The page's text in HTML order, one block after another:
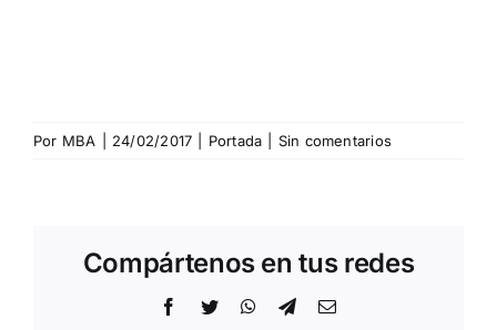
Por MBA 24/02/2017 Portada Sin comentarios
Compártenos en tus redes
Facebook
Twitter WhatsApp
TelegramCorreo